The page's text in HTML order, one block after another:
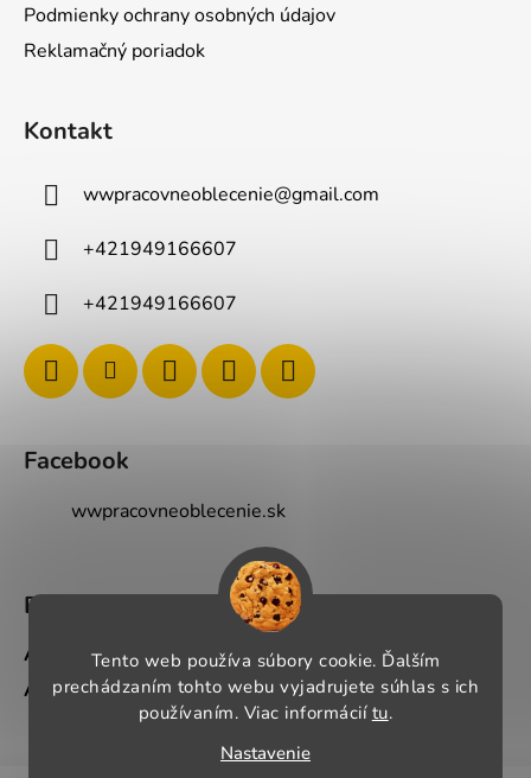
Tento web používa súbory cookie. Ďalším
prechádzaním tohto webu vyjadrujete súhlas s ich
používaním. Viac informácií tu.
Nastavenie
Podmienky ochrany osobných údajov
Reklamačný poriadok
Kontakt
wwpracovneoblecenie@gmail.com
+421949166607
+421949166607
Facebook
wwpracovneoblecenie.sk
BLOG
Ako si správne vybrať pracovné oblečenie?
Ako si vybrať správnu pracovnú obuv?